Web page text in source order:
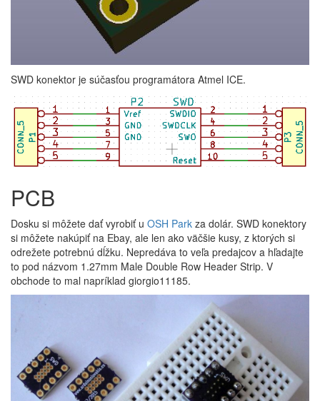
SWD konektor je súčasťou programátora Atmel ICE.
PCB
Dosku si môžete dať vyrobiť u OSH Park za dolár. SWD konektory
si môžete nakúpiť na Ebay, ale len ako väčšie kusy, z ktorých si
odrežete potrebnú dĺžku. Nepredáva to veľa predajcov a hľadajte
to pod názvom 1.27mm Male Double Row Header Strip. V
obchode to mal napríklad giorgio11185.